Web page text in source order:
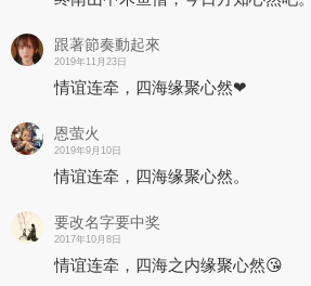
跟著節奏動起來
2019年11月23日
情谊连牵，四海缘聚心然❤
恩萤火
2019年9月10日
情谊连牵，四海缘聚心然。
要改名字要中奖
2017年10月8日
情谊连牵，四海之内缘聚心然😘